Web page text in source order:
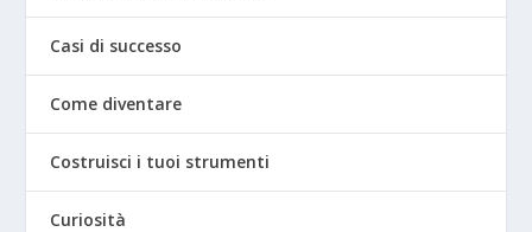
Casi di successo
Come diventare
Costruisci i tuoi strumenti
Curiosità